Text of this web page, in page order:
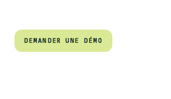
DEMANDER UNE DÉMO
DEMANDER UNE DÉMO